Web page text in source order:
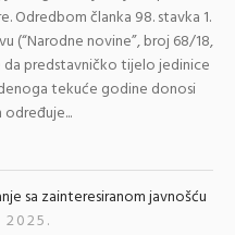
Odredbom članka 98. stavka 1.
(“Narodne novine”, broj 68/18,
da predstavničko tijelo jedinice
tekuće godine donosi
sa zainteresiranom javnošću
2025.